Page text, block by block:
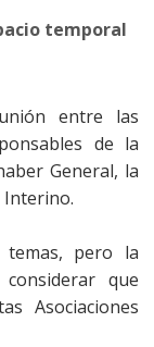
temporal
entre las
de la
General, la
Interino.
temas, pero la
que
Asociaciones